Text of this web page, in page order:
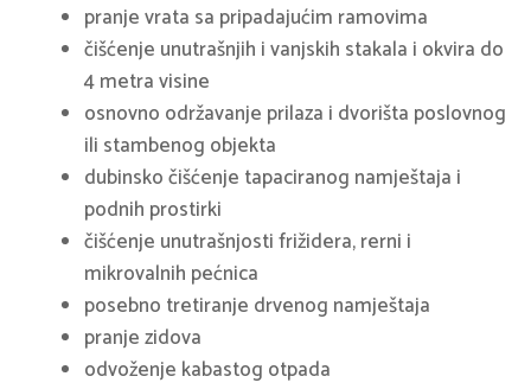
pranje vrata sa pripadajućim ramovima
čišćenje unutrašnjih i vanjskih stakala i okvira do
4 metra visine
osnovno održavanje prilaza i dvorišta poslovnog
ili stambenog objekta
dubinsko čišćenje tapaciranog namještaja i
podnih prostirki
čišćenje unutrašnjosti frižidera, rerni i
mikrovalnih pećnica
posebno tretiranje drvenog namještaja
pranje zidova
odvoženje kabastog otpada